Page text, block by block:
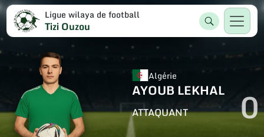
Ligue wilaya de football
Tizi Ouzou
Algérie
AYOUB LEKHAL
ATTAQUANT 0